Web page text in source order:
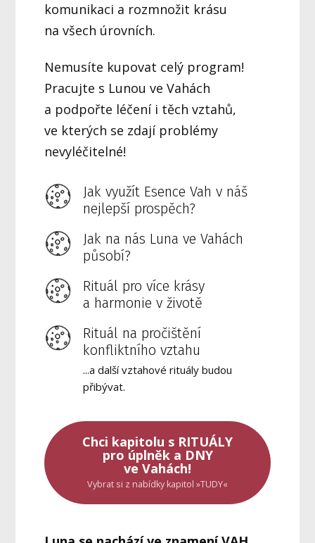
komunikaci a rozmnožit krásu
na všech úrovních.
Nemusíte kupovat celý program!
Pracujte s Lunou ve Vahách
a podpořte léčení i těch vztahů,
ve kterých se zdají problémy
nevyléčitelné!
Jak využít Esence Vah v náš
nejlepší prospěch?
Jak na nás Luna ve Vahách
působí?
Rituál pro více krásy
a harmonie v životě
Rituál na pročištění
konfliktního vztahu
...a další vztahové rituály budou
přibývat.
Chci kapitolu s RITUÁLY
pro úplněk a DNY
ve Vahách!
Vybrat si z nabídky kapitol »TUDY«